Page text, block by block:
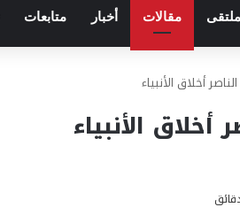
مقالات أخبار متابعات
أخلاق الأنبياء
أخلاق الأنبياء